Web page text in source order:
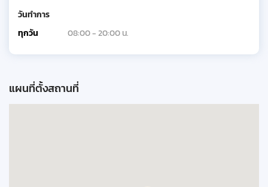
วันทำการ
ทุกวัน
08:00 - 20:00 น.
แผนที่ตั้งสถานที่